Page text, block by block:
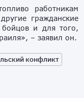
работникам
гражданские
и для того,
– заявил он.
конфликт